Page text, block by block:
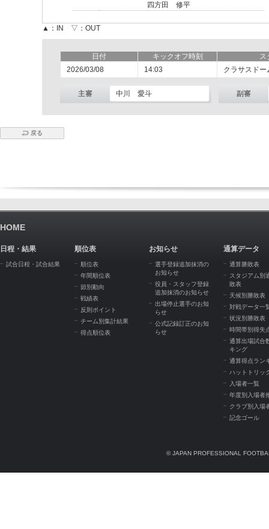
四方田 修平
▲：IN ▽：OUT
日付 キックオフ時刻
ス
2026/03/08
14:03 クラサスドー
主審 中川 愛斗 副審
戻る
HOME
日程・結果
試合日程・試合結果
順位表
順位表
年間順位表
節別動向
戦績表
反則ポイント
チーム別集計結果
得点順位表
お知らせ
選手登録追加抹消の
お知らせ
役員・スタッフ登録
追加抹消のお知らせ
出場停止選手のお知
らせ
公式記録訂正のお知
らせ
通算データ
通算勝敗表
スタジアム別
敗表
天候別勝敗表
対戦データ一
状況別勝敗表
時間帯別得失
通算出場試合
キング
通算得点ラン
ハットトリッ
入場者一覧
年度別入場者
クラブ別入場
記念ゴール
© JAPAN PROFESSIONAL